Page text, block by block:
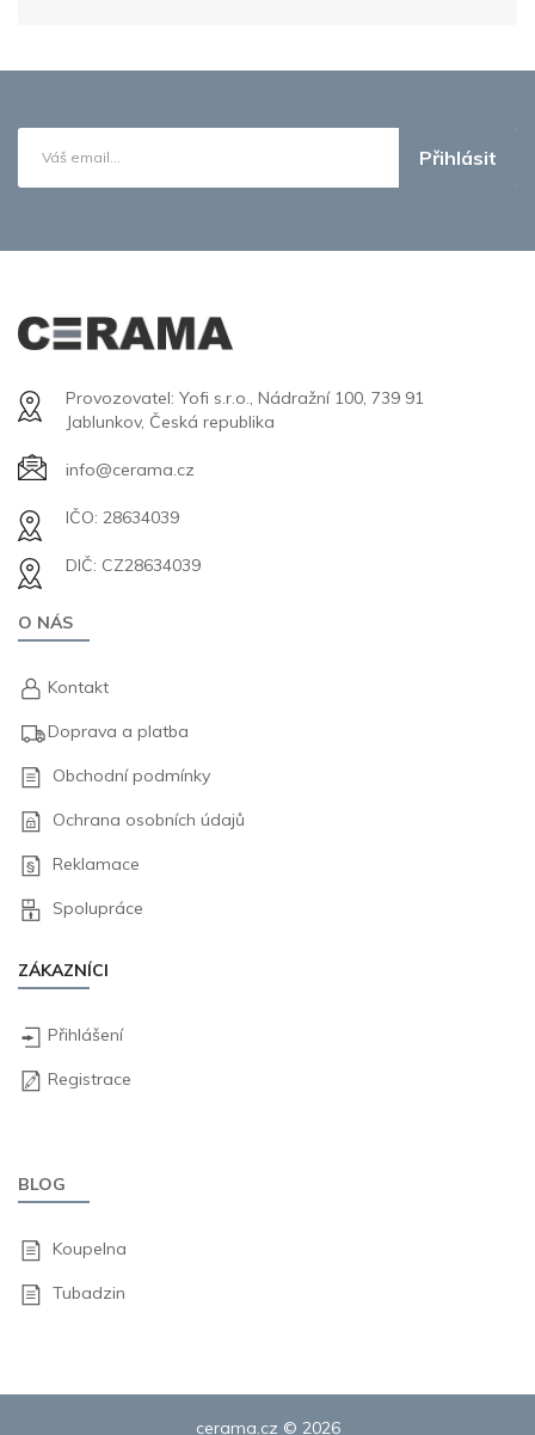
Přihlásit
Provozovatel: Yofi s.r.o., Nádražní 100, 739 91
Jablunkov, Česká republika
info@cerama.cz
IČO: 28634039
DIČ: CZ28634039
O NÁS
Kontakt
Doprava a platba
Obchodní podmínky
Ochrana osobních údajů
Reklamace
Spolupráce
ZÁKAZNÍCI
Přihlášení
Registrace
BLOG
Koupelna
Tubadzin
cerama.cz © 2026